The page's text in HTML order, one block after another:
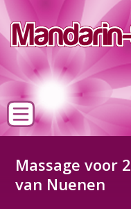
Massage voor
van Nuenen